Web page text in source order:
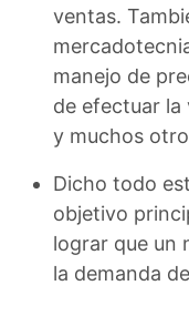
ventas.
manejo de
de efectuar la
y muchos
Dicho todo
objetivo
lograr que un
la demanda